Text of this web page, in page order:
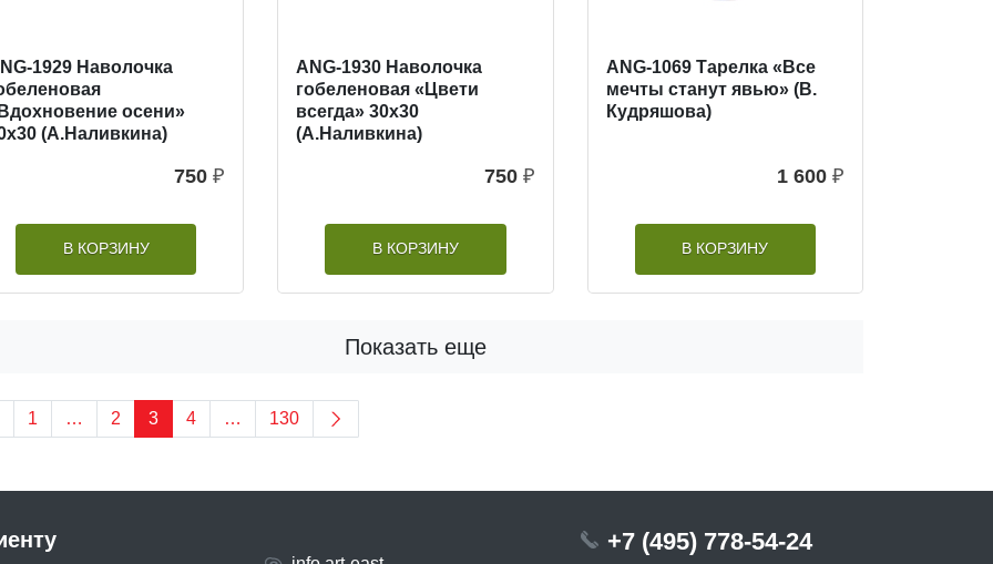
1929 Наволочка
осени»
(А.Наливкина)
750 ₽
В КОРЗИНУ
ANG-1930 Наволочка
гобеленовая «Цвети
всегда» 30х30
(А.Наливкина)
750 ₽
В КОРЗИНУ
ANG-1069 Тарелка «Все
мечты станут явью» (В.
Кудряшова)
1 600 ₽
В КОРЗИНУ
Показать еще
1 … 2 3 4 … 130
+7 (495) 778-54-24